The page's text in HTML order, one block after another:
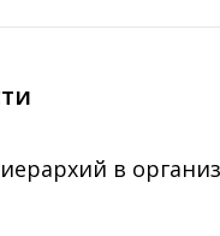
в